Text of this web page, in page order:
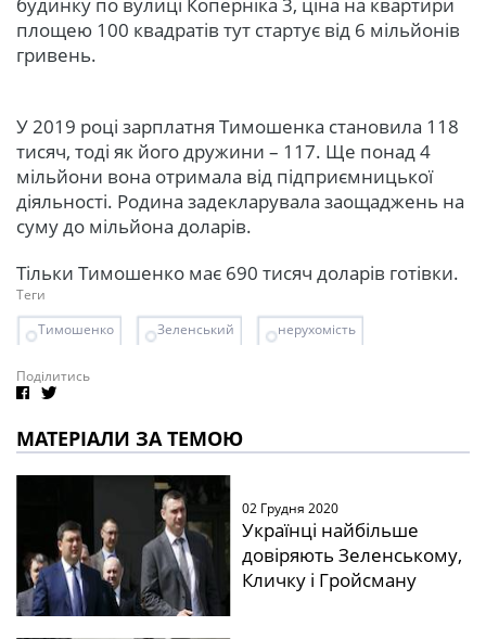
площею 100 квадратів тут стартує від 6 мільйонів
гривень.
У 2019 році зарплатня Тимошенка становила 118
тисяч, тоді як його дружини – 117. Ще понад 4
мільйони вона отримала від підприємницької
діяльності. Родина задекларувала заощаджень на
суму до мільйона доларів.
Тільки Тимошенко має 690 тисяч доларів готівки.
Теги
Тимошенко
Зеленський нерухомість
Поділитись
МАТЕРІАЛИ ЗА ТЕМОЮ
02 Грудня 2020
Українці найбільше
довіряють Зеленському,
Кличку і Гройсману